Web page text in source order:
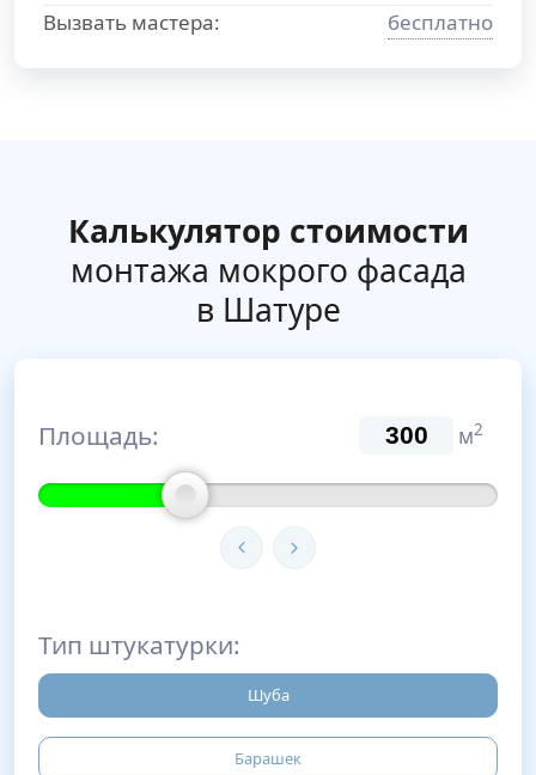
Вызвать мастера:
бесплатно
Калькулятор стоимости
монтажа мокрого фасада
в Шатуре
Площадь: м2
Тип штукатурки:
Шуба
Барашек